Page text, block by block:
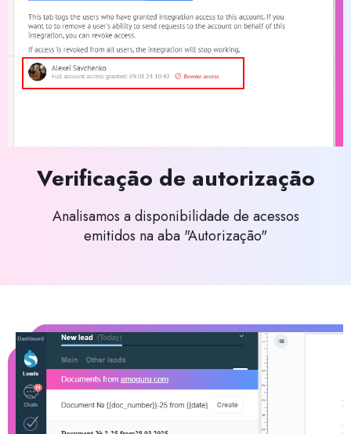
Verificação de autorização
Analisamos a disponibilidade de acessos
emitidos na aba "Autorização"